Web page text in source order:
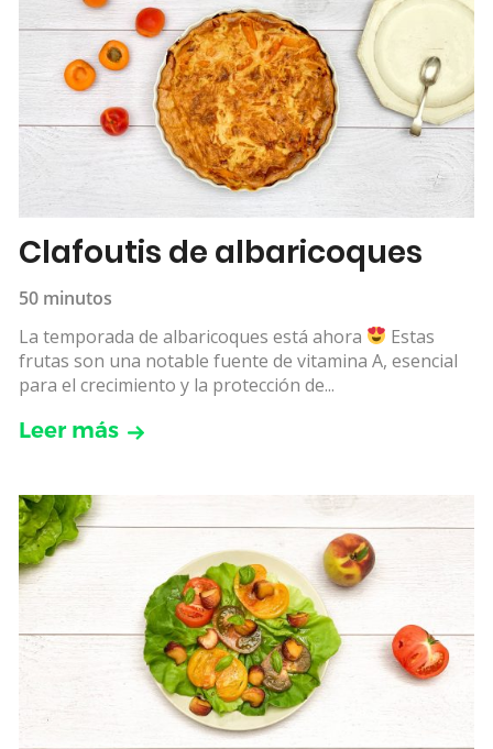
Clafoutis de albaricoques
50 minutos
La temporada de albaricoques está ahora
Estas
frutas son una notable fuente de vitamina A, esencial
para el crecimiento y la protección de...
Leer más